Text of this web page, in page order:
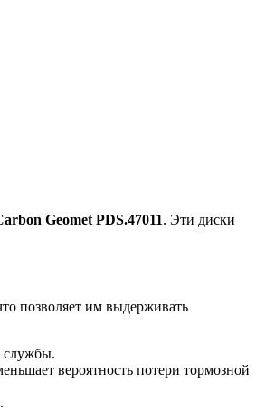
Geomet PDS.47011. Эти диски
позволяет им выдерживать
службы.
вероятность потери тормозной